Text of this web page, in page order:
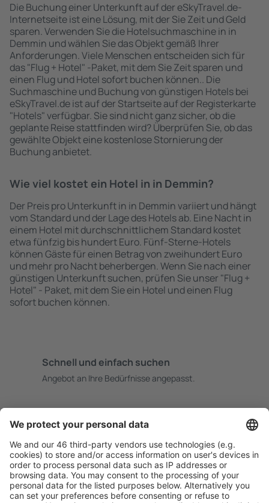
Die Buchung einer Unterkunft auf der eSkyTravel.de-
Internetseite ist eine Lösung, mit der Sie Zeit und Geld
sparen. Verwenden Sie die Hotelsuchmaschine in in
Demmin und wählen Sie das Objekt gemäß Ihrer
Anforderungen. Viele Menschen entscheiden sich für
das "Flug + Hotel" -Paket, mit dem Sie Zeit sparen und
einen Flug und Hotel sofort buchen können.. Die
Suchmaschine und Buchung von günstigen Hotels bei
eSkyTravel.de ist auf der Startseite auf der Registerkarte
"Hotels" verfügbar. Sie sind nicht ganz sicher, ob die
geplante Reise stattfinden wird? Überprüfen Sie, ob das
gewählte Objekt eine kostenlose Stornierung der
Buchung anbietet.
Wie viel kostet ein Hotel in in Demmin?
Der Preis pro Unterkunft in in Demmin variiert und hängt
vom Standard und der Lage des Hotels ab. Eine Nacht in
einem Hotel mit durchschnittlichem Standard kostet
etwa fünfzig bis hundert Euro. Fünf-Sterne-Hotels
können Gäste für einen Betrag von zweihundert Euro
und mehr pro Nacht beherbergen. Wenn Sie nach einer
günstigen Unterkunft suchen, prüfen Sie unser "Flug +
Hotel" - Paket, mit dem Sie ein Hotel und einen Flug
sofort buchen können.
Schnell und einfach suchen
Angebot an Ihre Bedürfnisse angepasst.
Buchen ohne Sorgen mit einer kostenlosen
Stornierungsoption.
Mehr sparen
Attraktive Preise und Spezialangebote für eingeloggte
Benutzer.